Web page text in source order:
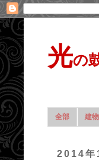
光の
全部 建物
2014年